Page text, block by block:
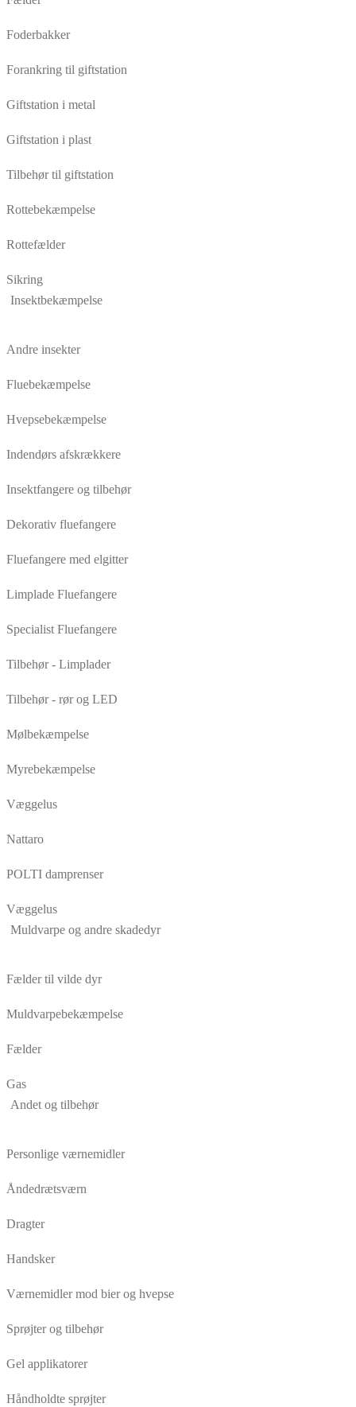
Foderbakker
Forankring til giftstation
Giftstation i metal
Giftstation i plast
Tilbehør til giftstation
Rottebekæmpelse
Rottefælder
Sikring
Insektbekæmpelse
Andre insekter
Fluebekæmpelse
Hvepsebekæmpelse
Indendørs afskrækkere
Insektfangere og tilbehør
Dekorativ fluefangere
Fluefangere med elgitter
Limplade Fluefangere
Specialist Fluefangere
Tilbehør - Limplader
Tilbehør - rør og LED
Mølbekæmpelse
Myrebekæmpelse
Væggelus
Nattaro
POLTI damprenser
Væggelus
Muldvarpe og andre skadedyr
Fælder til vilde dyr
Muldvarpebekæmpelse
Fælder
Gas
Andet og tilbehør
Personlige værnemidler
Åndedrætsværn
Dragter
Handsker
Værnemidler mod bier og hvepse
Sprøjter og tilbehør
Gel applikatorer
Håndholdte sprøjter